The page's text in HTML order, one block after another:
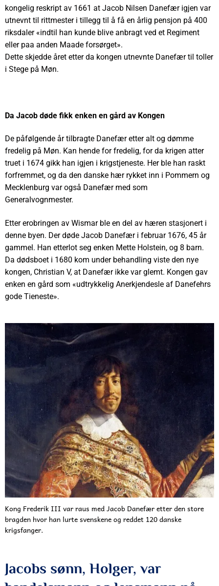
kongelig reskript av 1661 at Jacob Nilsen Danefær igjen var
utnevnt til rittmester i tillegg til å få en årlig pensjon på 400
riksdaler «indtil han kunde blive anbragt ved et Regiment
eller paa anden Maade forsørget».
Dette skjedde året etter da kongen utnevnte Danefær til toller
i Stege på Møn.
Da Jacob døde fikk enken en gård av Kongen
De påfølgende år tilbragte Danefær etter alt og dømme
fredelig på Møn. Kan hende for fredelig, for da krigen atter
truet i 1674 gikk han igjen i krigstjeneste. Her ble han raskt
forfremmet, og da den danske hær rykket inn i Pommern og
Mecklenburg var også Danefær med som
Generalvognmester.
Etter erobringen av Wismar ble en del av hæren stasjonert i
denne byen. Der døde Jacob Danefær i februar 1676, 45 år
gammel. Han etterlot seg enken Mette Holstein, og 8 barn.
Da dødsboet i 1680 kom under behandling viste den nye
kongen, Christian V, at Danefær ikke var glemt. Kongen gav
enken en gård som «udtrykkelig Anerkjendesle af Danefehrs
gode Tieneste».
Kong Frederik III var raus med Jacob Danefær etter den store
bragden hvor han lurte svenskene og reddet 120 danske
krigsfanger.
Jacobs sønn, Holger, var